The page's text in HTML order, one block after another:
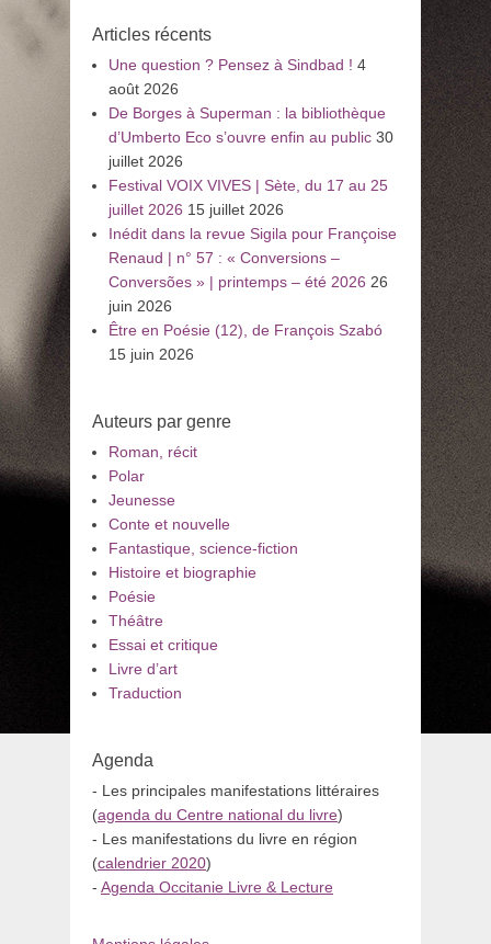
Articles récents
Une question ? Pensez à Sindbad ! 4
août 2026
De Borges à Superman : la bibliothèque
d’Umberto Eco s’ouvre enfin au public 30
juillet 2026
Festival VOIX VIVES | Sète, du 17 au 25
juillet 2026 15 juillet 2026
Inédit dans la revue Sigila pour Françoise
Renaud | n° 57 : « Conversions –
Conversões » | printemps – été 2026 26
juin 2026
Être en Poésie (12), de François Szabó
15 juin 2026
Auteurs par genre
Roman, récit
Polar
Jeunesse
Conte et nouvelle
Fantastique, science-fiction
Histoire et biographie
Poésie
Théâtre
Essai et critique
Livre d’art
Traduction
Agenda
- Les principales manifestations littéraires
(agenda du Centre national du livre)
- Les manifestations du livre en région
(calendrier 2020)
- Agenda Occitanie Livre & Lecture